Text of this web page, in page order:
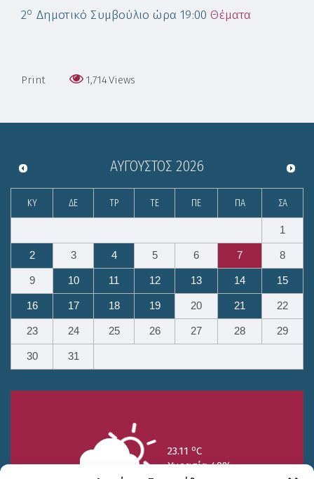
2ο Δημοτικό Συμβούλιο ώρα 19:00 Θέματα
Print 1,714Views
ΑΎΓΟΥΣΤΟΣ 2026
ΚΥ ΔΕ ΤΡ ΤΕ ΠΕ ΠΑ ΣΑ
1
2 3 4 5 6 7 8
9 10 11 12 13 14 15
16 17 18 19 20 21 22
23 24 25 26 27 28 29
30 31
23.11 oC
Υγρασία 49%